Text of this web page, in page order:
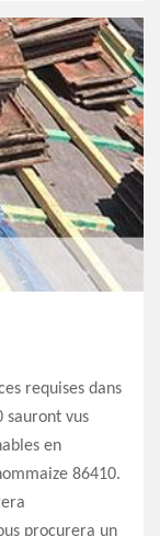
requises dans
sauront vus
en
86410.
procurera un